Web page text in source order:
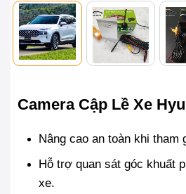
Camera Cập Lề Xe
Nâng cao an toàn khi tham
Hỗ trợ quan sát góc khuất
xe.